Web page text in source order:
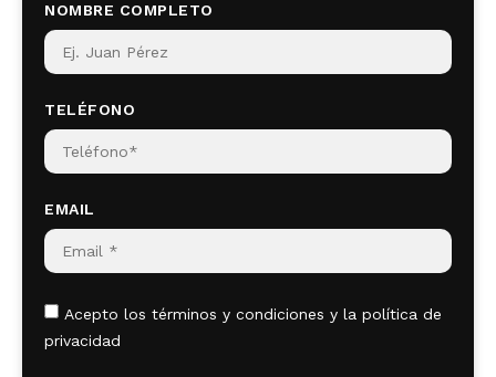
NOMBRE COMPLETO
TELÉFONO
EMAIL
Acepto los términos y condiciones y la política de
privacidad